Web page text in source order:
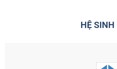
HỆ